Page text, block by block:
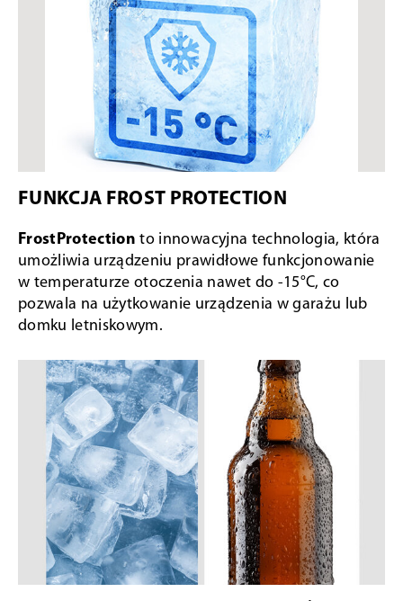
FUNKCJA FROST PROTECTION
FrostProtection to innowacyjna technologia, która
umożliwia urządzeniu prawidłowe funkcjonowanie
w temperaturze otoczenia nawet do -15°C, co
pozwala na użytkowanie urządzenia w garażu lub
domku letniskowym.